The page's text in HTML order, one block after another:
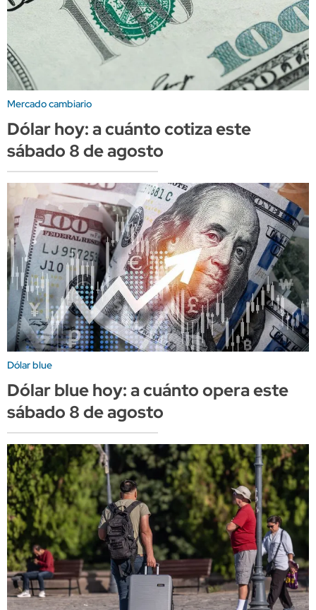
Mercado cambiario
Dólar hoy: a cuánto cotiza este
sábado 8 de agosto
Dólar blue
Dólar blue hoy: a cuánto opera este
sábado 8 de agosto